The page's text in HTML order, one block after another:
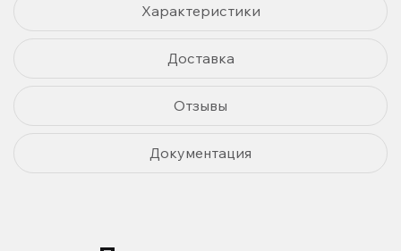
Характеристики
Доставка
Отзывы
Документация